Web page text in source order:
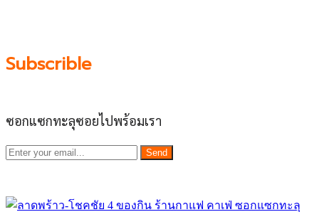
Subscrible
ซอกแซกทะลุซอยไปพร้อมเรา
Send